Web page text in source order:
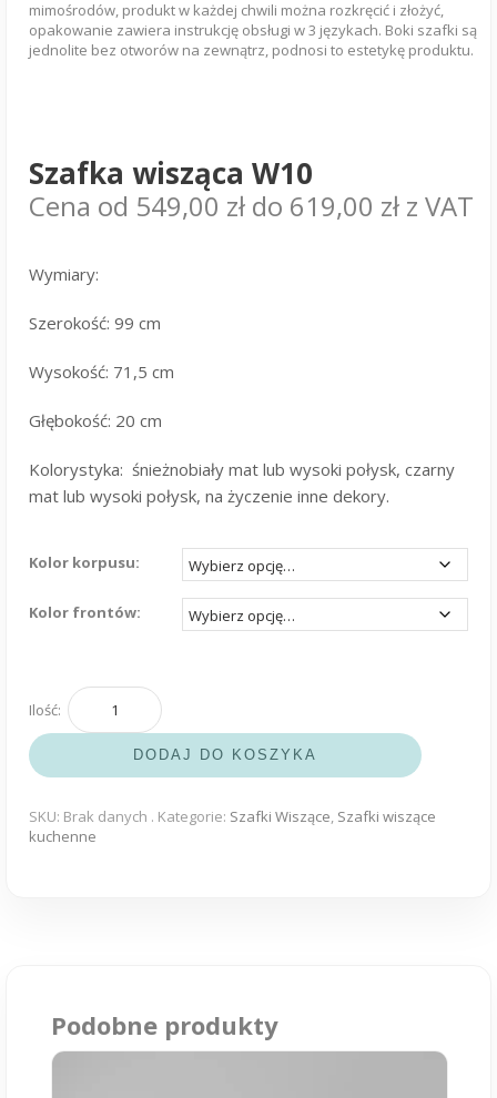
mimośrodów, produkt w każdej chwili można rozkręcić i złożyć,
opakowanie zawiera instrukcję obsługi w 3 językach. Boki szafki są
jednolite bez otworów na zewnątrz, podnosi to estetykę produktu.
Szafka wisząca W10
Cena od 549,00 zł do 619,00 zł z VAT
Wymiary:
Szerokość: 99 cm
Wysokość: 71,5 cm
Głębokość: 20 cm
Kolorystyka: śnieżnobiały mat lub wysoki połysk, czarny
mat lub wysoki połysk, na życzenie inne dekory.
Kolor korpusu:
Kolor frontów:
ilość
Szafka
wisząca
W10
DODAJ DO KOSZYKA
SKU: Brak danych . Kategorie: Szafki Wiszące Szafki wiszące
kuchenne
Podobne produkty
Ten